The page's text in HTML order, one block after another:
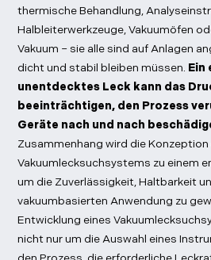
thermische Behandlung,
Halbleiterwerkzeuge, Vakuumöfen
Vakuum – sie alle sind auf Anlagen
dicht und stabil bleiben müssen. Ein
unentdecktes Leck kann das
beeinträchtigen, den Prozess
Geräte nach und nach
Zusammenhang wird die Konzeption
Vakuumlecksuchsystems zu einem
um die Zuverlässigkeit, Haltbarkeit
vakuumbasierten Anwendung zu
Entwicklung eines
nicht nur um die Auswahl eines